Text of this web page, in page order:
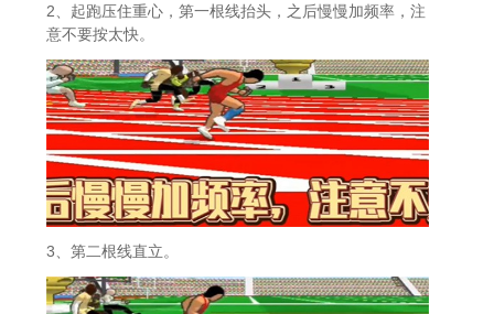
2、起跑压住重心，第一根线抬头，之后慢慢加频率，注
意不要按太快。
3、第二根线直立。